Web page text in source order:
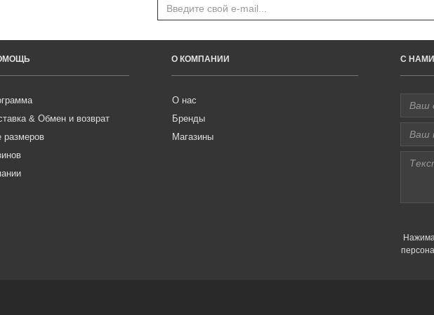
& Обмен и возврат
размеров
О КОМПАНИИ
О нас
Бренды
Магазины
C